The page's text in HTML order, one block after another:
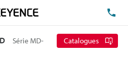
Série MD-
Catalogues